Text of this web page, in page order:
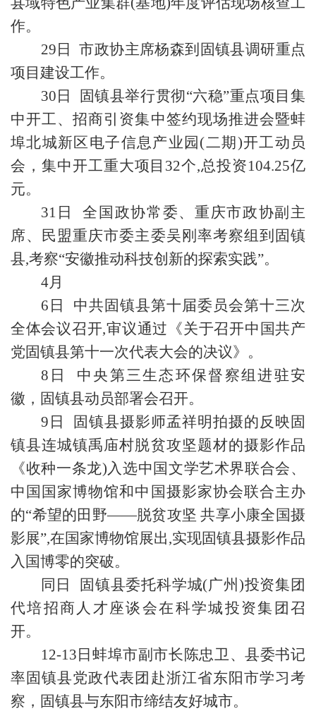
作。
29日 市政协主席杨森到固镇县调研重点
项目建设工作。
30日 固镇县举行贯彻“六稳”重点项目集
中开工、招商引资集中签约现场推进会暨蚌
埠北城新区电子信息产业园(二期)开工动员
会，集中开工重大项目32个,总投资104.25亿
元。
31日 全国政协常委、重庆市政协副主
席、民盟重庆市委主委吴刚率考察组到固镇
县,考察“安徽推动科技创新的探索实践”。
4月
6日 中共固镇县第十届委员会第十三次
全体会议召开,审议通过《关于召开中国共产
党固镇县第十一次代表大会的决议》。
8日 中央第三生态环保督察组进驻安
徽，固镇县动员部署会召开。
9日 固镇县摄影师孟祥明拍摄的反映固
镇县连城镇禹庙村脱贫攻坚题材的摄影作品
《收种一条龙)入选中国文学艺术界联合会、
中国国家博物馆和中国摄影家协会联合主办
的“希望的田野——脱贫攻坚 共享小康全国摄
影展”,在国家博物馆展出,实现固镇县摄影作品
入国博零的突破。
同日 固镇县委托科学城(广州)投资集团
代培招商人才座谈会在科学城投资集团召
开。
12-13日蚌埠市副市长陈忠卫、县委书记
率固镇县党政代表团赴浙江省东阳市学习考
察，固镇县与东阳市缔结友好城市。